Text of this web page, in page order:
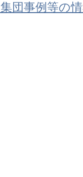
団事例等の